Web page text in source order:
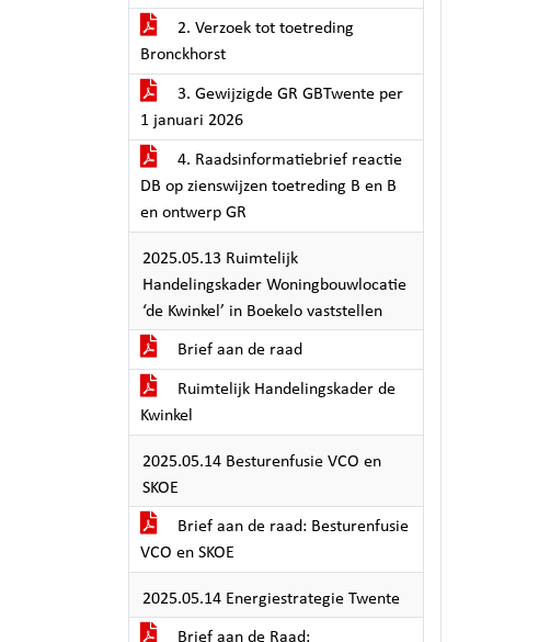
2. Verzoek tot toetreding
Bronckhorst
3. Gewijzigde GR GBTwente per
1 januari 2026
4. Raadsinformatiebrief reactie
DB op zienswijzen toetreding B en B
en ontwerp GR
2025.05.13 Ruimtelijk
Handelingskader Woningbouwlocatie
‘de Kwinkel’ in Boekelo vaststellen
Brief aan de raad
Ruimtelijk Handelingskader de
Kwinkel
2025.05.14 Besturenfusie VCO en
SKOE
Brief aan de raad: Besturenfusie
VCO en SKOE
2025.05.14 Energiestrategie Twente
Brief aan de Raad: